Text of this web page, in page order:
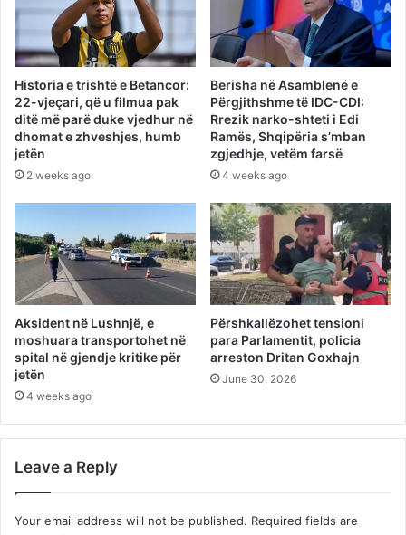
Historia e trishtë e Betancor:
22-vjeçari, që u filmua pak
ditë më parë duke vjedhur në
dhomat e zhveshjes, humb
jetën
2 weeks ago
Berisha në Asamblenë e
Përgjithshme të IDC-CDI:
Rrezik narko-shteti i Edi
Ramës, Shqipëria s’mban
zgjedhje, vetëm farsë
4 weeks ago
Aksident në Lushnjë, e
moshuara transportohet në
spital në gjendje kritike për
jetën
4 weeks ago
Përshkallëzohet tensioni
para Parlamentit, policia
arreston Dritan Goxhajn
June 30, 2026
Leave a Reply
Your email address will not be published. Required fields are